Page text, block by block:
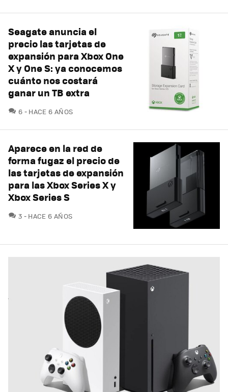
Seagate anuncia el
precio las tarjetas de
expansión para Xbox One
X y One S: ya conocemos
cuánto nos costará
ganar un TB extra
6 COMENTARIOS
HACE 6 AÑOS
Aparece en la red de
forma fugaz el precio de
las tarjetas de expansión
para las Xbox Series X y
Xbox Series S
3 COMENTARIOS
HACE 6 AÑOS